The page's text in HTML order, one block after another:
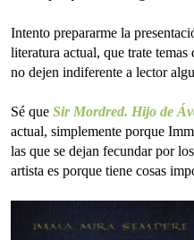
Intento prepararme la
literatura actual, que trate
no dejen indiferente a lector
Sé que Sir Mordred. Hijo de
actual, simplemente porque
las que se dejan fecundar por
artista es porque tiene cosas